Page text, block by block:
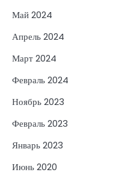
Май 2024
Апрель 2024
Март 2024
Февраль 2024
Ноябрь 2023
Февраль 2023
Январь 2023
Июнь 2020